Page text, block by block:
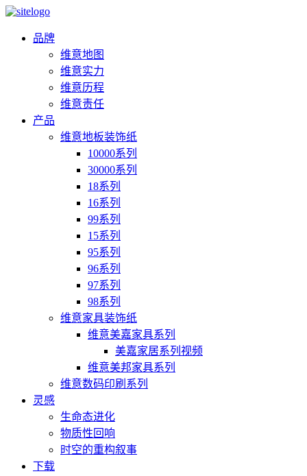
品牌
维意地图
维意实力
维意历程
维意责任
产品
维意地板装饰纸
10000系列
30000系列
18系列
16系列
99系列
15系列
95系列
96系列
97系列
98系列
维意家具装饰纸
维意美嘉家具系列
美嘉家居系列视频
维意美邦家具系列
维意数码印刷系列
灵感
生命态进化
物质性回响
时空的重构叙事
下载